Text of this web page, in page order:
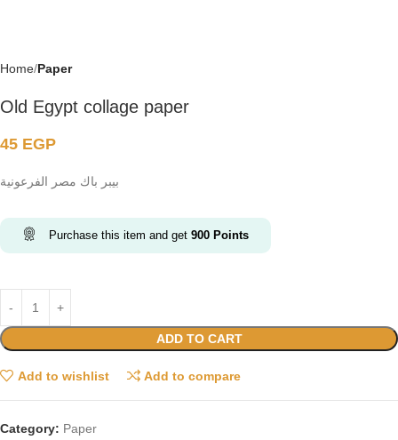
Home Paper
Old Egypt collage paper
45 EGP
بيبر باك مصر الفرعونية
Purchase this item and get 900 Points
ADD TO CART
Add to wishlist Add to compare
Category: Paper